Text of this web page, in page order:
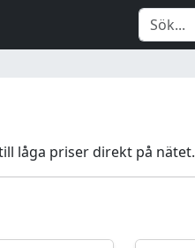
låga priser direkt på nätet.